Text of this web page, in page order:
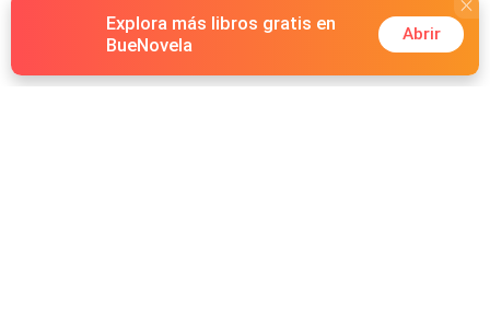
Explora más libros gratis en
BueNovela
Abrir